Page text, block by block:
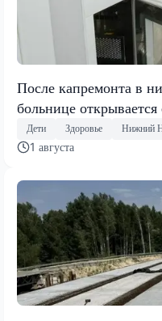
После капремонта в
больнице
Дети Здоровье Нижний
1 августа